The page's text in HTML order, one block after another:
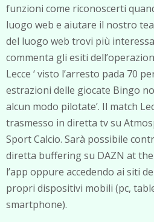
funzioni come riconoscerti
luogo web e aiutare il nostro
del luogo web trovi più
commenta gli esiti
Lecce ‘ visto l’arresto pada 70
estrazioni delle giocate Bingo
alcun modo pilotate’. Il match
trasmesso in diretta tv su
Sport Calcio. Sarà possibile
diretta buffering su DAZN at
l’app oppure accedendo ai siti
propri dispositivi mobili (pc,
smartphone).